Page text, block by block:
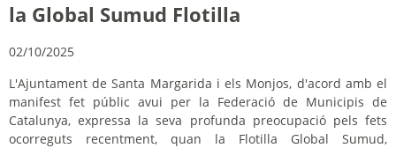
la Global Sumud Flotilla
02/10/2025
L'Ajuntament de Santa Margarida i els Monjos, d'acord amb el
manifest fet públic avui per la Federació de Municipis de
Catalunya, expressa la seva profunda preocupació pels fets
ocorreguts recentment, quan la Flotilla Global Sumud,